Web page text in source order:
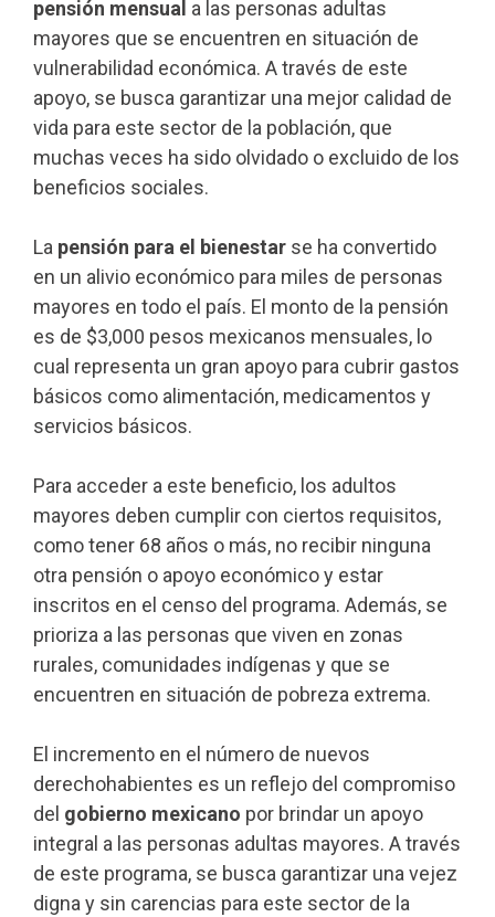
pensión mensual a las personas adultas
mayores que se encuentren en situación de
vulnerabilidad económica. A través de este
apoyo, se busca garantizar una mejor calidad de
vida para este sector de la población, que
muchas veces ha sido olvidado o excluido de los
beneficios sociales.
La pensión para el bienestar se ha convertido
en un alivio económico para miles de personas
mayores en todo el país. El monto de la pensión
es de $3,000 pesos mexicanos mensuales, lo
cual representa un gran apoyo para cubrir gastos
básicos como alimentación, medicamentos y
servicios básicos.
Para acceder a este beneficio, los adultos
mayores deben cumplir con ciertos requisitos,
como tener 68 años o más, no recibir ninguna
otra pensión o apoyo económico y estar
inscritos en el censo del programa. Además, se
prioriza a las personas que viven en zonas
rurales, comunidades indígenas y que se
encuentren en situación de pobreza extrema.
El incremento en el número de nuevos
derechohabientes es un reflejo del compromiso
del gobierno mexicano por brindar un apoyo
integral a las personas adultas mayores. A través
de este programa, se busca garantizar una vejez
digna y sin carencias para este sector de la